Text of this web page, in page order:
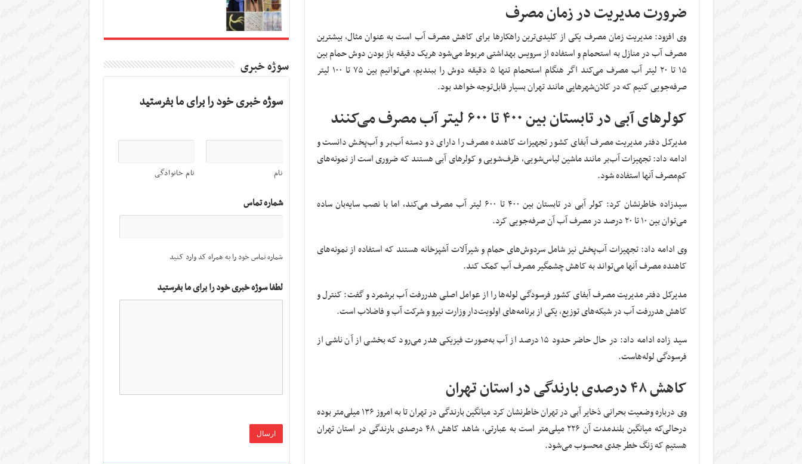
ضرورت مدیریت در زمان مصرف
وی افزود: مدیریت زمان مصرف یکی از کلیدی‌ترین راهکارها برای کاهش مصرف آب است به عنوان مثال، بیشترین
مصرف آب در منازل به استحمام و استفاده از سرویس بهداشتی مربوط می‌شود هریک دقیقه باز بودن دوش حمام بین
۱۵ تا ۲۰ لیتر آب مصرف می‌کند اگر هنگام استحمام تنها ۵ دقیقه دوش را ببندیم، می‌توانیم بین ۷۵ تا ۱۰۰ لیتر
صرفه‌جویی کنیم که در کلان‌شهرهایی مانند تهران بسیار قابل‌توجه خواهد بود.
کولرهای آبی در تابستان بین ۴۰۰ تا ۶۰۰ لیتر آب مصرف می‌کنند
مدیرکل دفتر مدیریت مصرف آبفای کشور تجهیزات کاهنده مصرف را دارای دو دسته آب‌بر و آب‌پخش دانست و
ادامه داد: تجهیزات آب‌بر مانند ماشین لباس‌شویی، ظرف‌شویی و کولرهای آبی هستند که ضروری است از نمونه‌های
کم‌مصرف آنها استفاده شود.
سیدزاده خاطرنشان کرد: کولر آبی در تابستان بین ۴۰۰ تا ۶۰۰ لیتر آب مصرف می‌کند، اما با نصب سایه‌بان ساده
می‌توان بین ۱۰ تا ۲۰ درصد در مصرف آب آن صرفه‌جویی کرد.
وی ادامه داد: تجهیزات آب‌پخش نیز شامل سردوش‌های حمام و شیرآلات آشپزخانه هستند که استفاده از نمونه‌های
کاهنده مصرف آنها می‌تواند به کاهش چشمگیر مصرف آب کمک کند.
مدیرکل دفتر مدیریت مصرف آبفای کشور فرسودگی لوله‌ها را از عوامل اصلی هدررفت آب برشمرد و گفت: کنترل و
کاهش هدررفت آب در شبکه‌های توزیع، یکی از برنامه‌های اولویت‌دار وزارت نیرو و شرکت آب و فاضلاب است.
سید زاده ادامه داد: در حال حاضر حدود ۱۵ درصد از آب به‌صورت فیزیکی هدر می‌رود که بخشی از آن ناشی از
فرسودگی لوله‌هاست.
کاهش ۴۸ درصدی بارندگی در استان تهران
وی درباره وضعیت بحرانی ذخایر آبی در تهران خاطرنشان کرد میانگین بارندگی در تهران تا به امروز ۱۳۶ میلی‌متر بوده
درحالی‌که میانگین بلندمدت آن ۲۲۶ میلی‌متر است به عبارتی، شاهد کاهش ۴۸ درصدی بارندگی در استان تهران
هستیم که زنگ خطر جدی محسوب می‌شود.
سوژه خبری
سوژه خبری خود را برای ما بفرستید
نام نام خانوادگی
شماره تماس
شماره تماس خود را به همراه کد وارد کنید
لطفا سوژه خبری خود را برای ما بفرستید